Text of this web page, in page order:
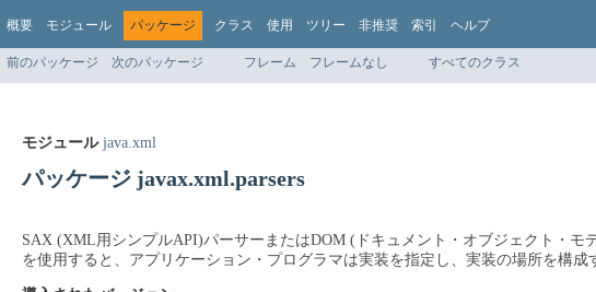
概要 モジュール パッケージ クラス 使用 ツリー 非推奨 索引 ヘルプ
前のパッケージ 次のパッケージ フレーム フレームなし すべてのクラス
モジュール java.xml
パッケージ javax.xml.parsers
SAX (XML用シンプルAPI)パーサーまたはDOM (ドキュメント・オブジェクト・
を使用すると、アプリケーション・プログラマは実装を指定し、実装の場所を構成